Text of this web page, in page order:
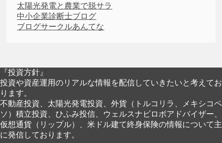
太陽光発電と農業で脱サラ
中小企業診断士ブログ
ブログサークルあんてな
『投資方針』
投資や資産運用のリアルな情報を配信していきたいと考えてお
ります。
不動産投資、太陽光発電投資、外貨（トルコリラ、メキシコペ
ソ）積立投資、ひふみ投信、ウェルスナビロボアドバイザー、
仮想通貨（リップル）、米ドル建て終身保険の情報について主
に発信しております。